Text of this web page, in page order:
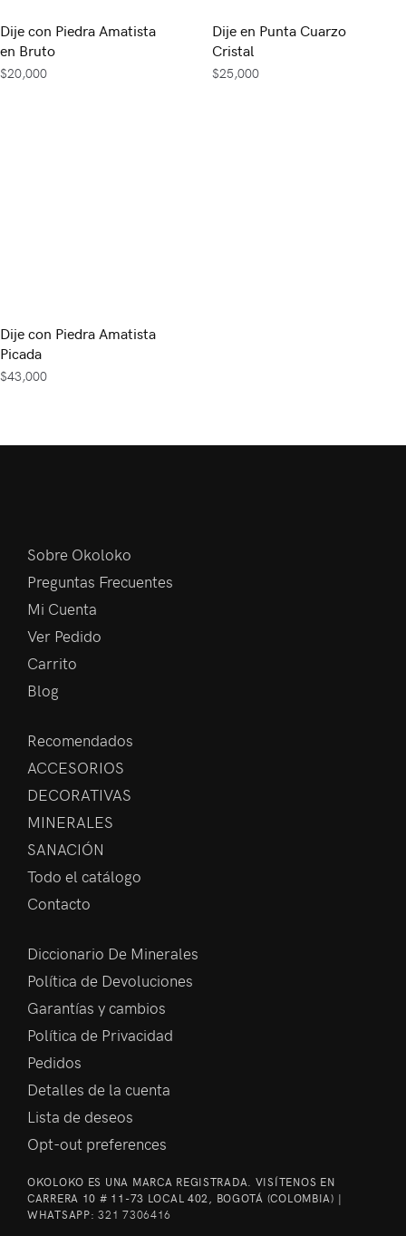
Dije con Piedra Amatista
en Bruto
$20,000
Dije en Punta Cuarzo
Cristal
$25,000
Dije con Piedra Amatista
Picada
$43,000
Sobre Okoloko
Preguntas Frecuentes
Mi Cuenta
Ver Pedido
Carrito
Blog
Recomendados
ACCESORIOS
DECORATIVAS
MINERALES
SANACIÓN
Todo el catálogo
Contacto
Diccionario De Minerales
Política de Devoluciones
Garantías y cambios
Política de Privacidad
Pedidos
Detalles de la cuenta
Lista de deseos
Opt-out preferences
OKOLOKO ES UNA MARCA REGISTRADA. VISÍTENOS EN
CARRERA 10 # 11-73 LOCAL 402, BOGOTÁ (COLOMBIA) |
WHATSAPP:321 7306416